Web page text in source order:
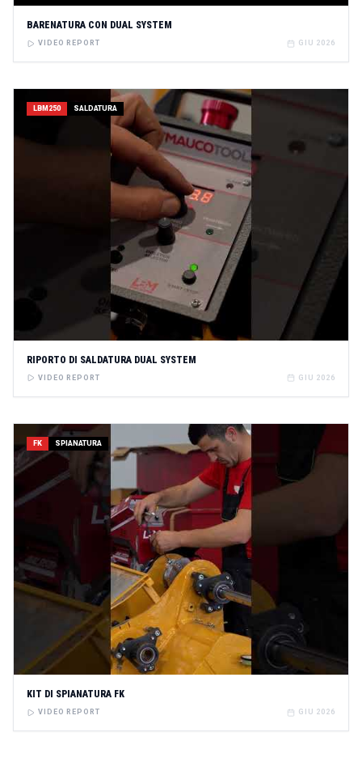
BARENATURA CON DUAL SYSTEM
VIDEO REPORT GIU 2026
LBM250 SALDATURA
RIPORTO DI SALDATURA DUAL SYSTEM
VIDEO REPORT GIU 2026
FK SPIANATURA
KIT DI SPIANATURA FK
VIDEO REPORT GIU 2026